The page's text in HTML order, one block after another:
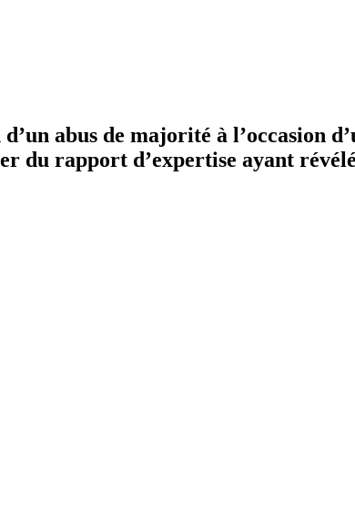
abus de majorité à l’occasion
du rapport d’expertise ayant